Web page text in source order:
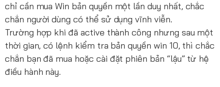
chỉ cần mua Win bản quyền một lần duy nhất, chắc
chắn người dùng có thể sử dụng vĩnh viễn.
Trường hợp khi đã active thành công nhưng sau một
thời gian, có lệnh kiểm tra bản quyền win 10, thì chắc
chắn bạn đã mua hoặc cài đặt phiên bản “lậu” từ hệ
điều hành này.